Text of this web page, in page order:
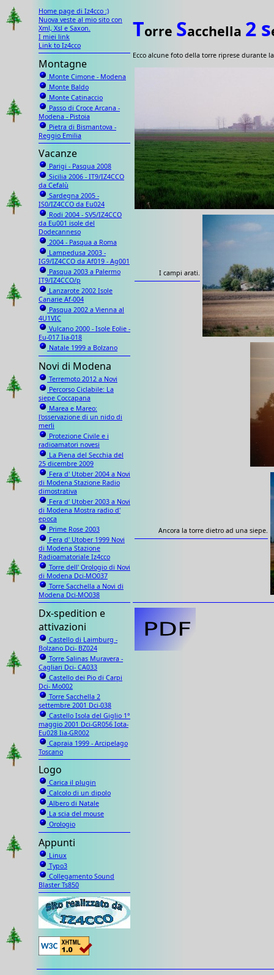
Home page di Iz4cco :)
Nuova veste al mio sito con
Xml, Xsl e Saxon.
I miei link
Link to Iz4cco
Montagne
Monte Cimone - Modena
Monte Baldo
Monte Catinaccio
Passo di Croce Arcana -
Modena - Pistoia
Pietra di Bismantova -
Reggio Emilia
Vacanze
Parigi - Pasqua 2008
Sicilia 2006 - IT9/IZ4CCO
da Cefalù
Sardegna 2005 -
IS0/IZ4CCO da Eu024
Rodi 2004 - SV5/IZ4CCO
da Eu001 isole del
Dodecanneso
2004 - Pasqua a Roma
Lampedusa 2003 -
IG9/IZ4CCO da Af019 - Ag001
Pasqua 2003 a Palermo
IT9/IZ4CCO/p
Lanzarote 2002 Isole
Canarie Af-004
Pasqua 2002 a Vienna al
4U1VIC
Vulcano 2000 - Isole Eolie -
Eu-017 Iia-018
Natale 1999 a Bolzano
Novi di Modena
Terremoto 2012 a Novi
Percorso Ciclabile: La
siepe Coccapana
Marea e Mareo:
l'osservazione di un nido di
merli
Protezione Civile e i
radioamatori novesi
La Piena del Secchia del
25 dicembre 2009
Fera d' Utober 2004 a Novi
di Modena Stazione Radio
dimostrativa
Fera d' Utober 2003 a Novi
di Modena Mostra radio d'
epoca
Prime Rose 2003
Fera d' Utober 1999 Novi
di Modena Stazione
Radioamatoriale Iz4cco
Torre dell' Orologio di Novi
di Modena Dci-MO037
Torre Sacchella a Novi di
Modena Dci-MO038
Dx-spedition e
attivazioni
Castello di Laimburg -
Bolzano Dci- BZ024
Torre Salinas Muravera -
Cagliari Dci- CA033
Castello dei Pio di Carpi
Dci- Mo002
Torre Sacchella 2
settembre 2001 Dci-038
Castello Isola del Giglio 1°
maggio 2001 Dci-GR056 Iota-
Eu028 Iia-GR002
Capraia 1999 - Arcipelago
Toscano
Logo
Carica il plugin
Calcolo di un dipolo
Albero di Natale
La scia del mouse
Orologio
Appunti
Linux
Typo3
Collegamento Sound
Blaster Ts850
Torre Sacchella 2 s
Ecco alcune foto della torre riprese durante
I campi arati.
Ancora la torre dietro ad una siepe.